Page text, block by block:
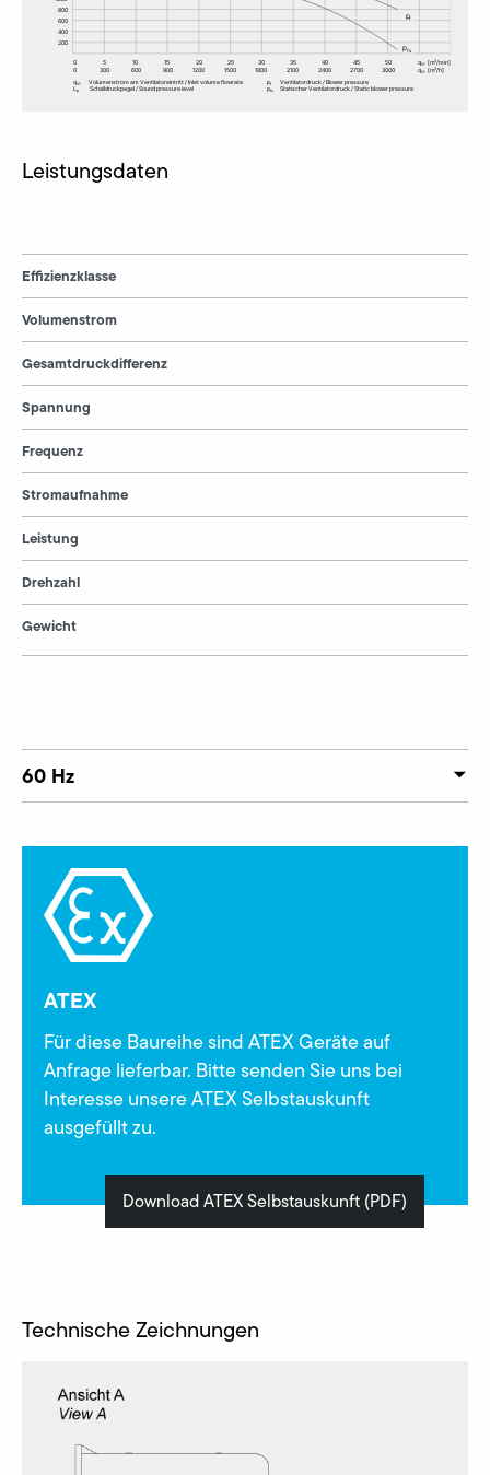
Leistungsdaten
Effizienzklasse
Volumenstrom
Gesamtdruckdifferenz
Spannung
Frequenz
Stromaufnahme
Leistung
Drehzahl
Gewicht
60 Hz
ATEX
Für diese Baureihe sind ATEX Geräte auf
Anfrage lieferbar. Bitte senden Sie uns bei
Interesse unsere ATEX Selbstauskunft
ausgefüllt zu.
Download ATEX Selbstauskunft (PDF)
Technische Zeichnungen